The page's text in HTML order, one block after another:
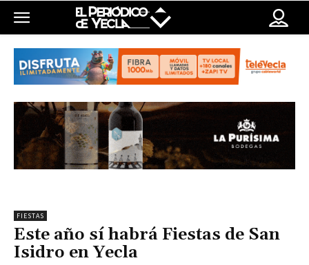
FIESTAS
Este año sí habrá Fiestas de San
Isidro en Yecla